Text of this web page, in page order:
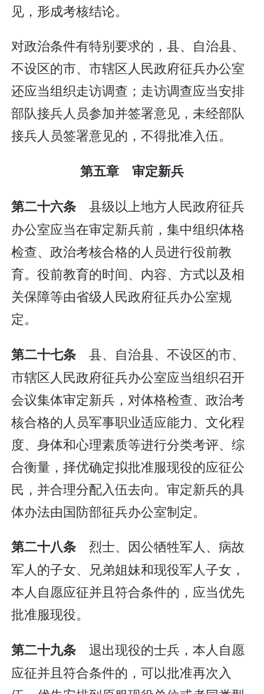
见，形成考核结论。
对政治条件有特别要求的，县、自治县、
不设区的市、市辖区人民政府征兵办公室
还应当组织走访调查；走访调查应当安排
部队接兵人员参加并签署意见，未经部队
接兵人员签署意见的，不得批准入伍。
第五章 审定新兵
第二十六条 县级以上地方人民政府征兵
办公室应当在审定新兵前，集中组织体格
检查、政治考核合格的人员进行役前教
育。役前教育的时间、内容、方式以及相
关保障等由省级人民政府征兵办公室规
定。
第二十七条 县、自治县、不设区的市、
市辖区人民政府征兵办公室应当组织召开
会议集体审定新兵，对体格检查、政治考
核合格的人员军事职业适应能力、文化程
度、身体和心理素质等进行分类考评、综
合衡量，择优确定拟批准服现役的应征公
民，并合理分配入伍去向。审定新兵的具
体办法由国防部征兵办公室制定。
第二十八条 烈士、因公牺牲军人、病故
军人的子女、兄弟姐妹和现役军人子女，
本人自愿应征并且符合条件的，应当优先
批准服现役。
第二十九条 退出现役的士兵，本人自愿
应征并且符合条件的，可以批准再次入